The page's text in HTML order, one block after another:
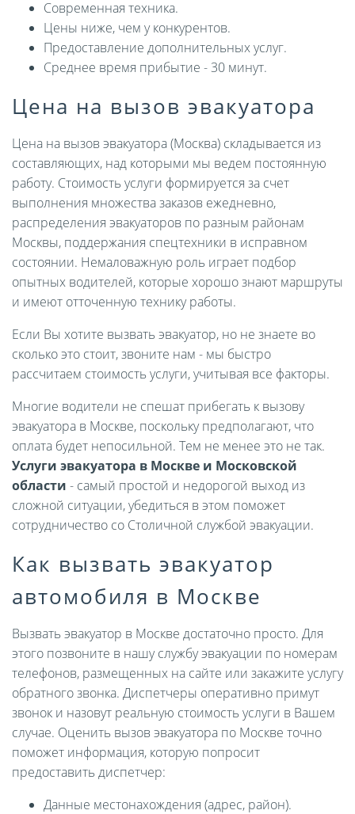
Современная техника.
Цены ниже, чем у конкурентов.
Предоставление дополнительных услуг.
Среднее время прибытие - 30 минут.
Цена на вызов эвакуатора
Цена на вызов эвакуатора (Москва) складывается из
составляющих, над которыми мы ведем постоянную
работу. Стоимость услуги формируется за счет
выполнения множества заказов ежедневно,
распределения эвакуаторов по разным районам
Москвы, поддержания спецтехники в исправном
состоянии. Немаловажную роль играет подбор
опытных водителей, которые хорошо знают маршруты
и имеют отточенную технику работы.
Если Вы хотите вызвать эвакуатор, но не знаете во
сколько это стоит, звоните нам - мы быстро
рассчитаем стоимость услуги, учитывая все факторы.
Многие водители не спешат прибегать к вызову
эвакуатора в Москве, поскольку предполагают, что
оплата будет непосильной. Тем не менее это не так.
Услуги эвакуатора в Москве и Московской
области - самый простой и недорогой выход из
сложной ситуации, убедиться в этом поможет
сотрудничество со Столичной службой эвакуации.
Как вызвать эвакуатор
автомобиля в Москве
Вызвать эвакуатор в Москве достаточно просто. Для
этого позвоните в нашу службу эвакуации по номерам
телефонов, размещенных на сайте или закажите услугу
обратного звонка. Диспетчеры оперативно примут
звонок и назовут реальную стоимость услуги в Вашем
случае. Оценить вызов эвакуатора по Москве точно
поможет информация, которую попросит
предоставить диспетчер:
Данные местонахождения (адрес, район).